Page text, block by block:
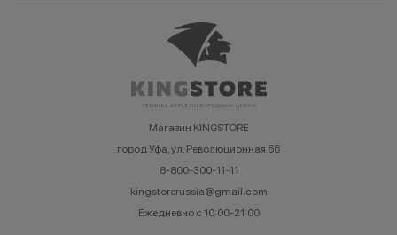
Магазин KINGSTORE
город Уфа, ул. Революционная 66
8-800-300-11-11
kingstorerussia@gmail.com
Ежедневно с 10:00-21:00